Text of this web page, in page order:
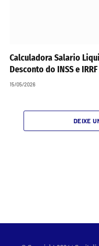
Calculadora Salario
Desconto do INSS e IRRF
15/05/2026
DEIXE